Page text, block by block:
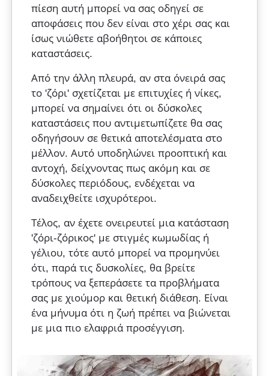
πίεση αυτή μπορεί να σας οδηγεί σε
αποφάσεις που δεν είναι στο χέρι σας και
ίσως νιώθετε αβοήθητοι σε κάποιες
καταστάσεις.
Από την άλλη πλευρά, αν στα όνειρά σας
το 'ζόρι' σχετίζεται με επιτυχίες ή νίκες,
μπορεί να σημαίνει ότι οι δύσκολες
καταστάσεις που αντιμετωπίζετε θα σας
οδηγήσουν σε θετικά αποτελέσματα στο
μέλλον. Αυτό υποδηλώνει προοπτική και
αντοχή, δείχνοντας πως ακόμη και σε
δύσκολες περιόδους, ενδέχεται να
αναδειχθείτε ισχυρότεροι.
Τέλος, αν έχετε ονειρευτεί μια κατάσταση
'ζόρι-ζόρικος' με στιγμές κωμωδίας ή
γέλιου, τότε αυτό μπορεί να προμηνύει
ότι, παρά τις δυσκολίες, θα βρείτε
τρόπους να ξεπεράσετε τα προβλήματα
σας με χιούμορ και θετική διάθεση. Είναι
ένα μήνυμα ότι η ζωή πρέπει να βιώνεται
με μια πιο ελαφριά προσέγγιση.